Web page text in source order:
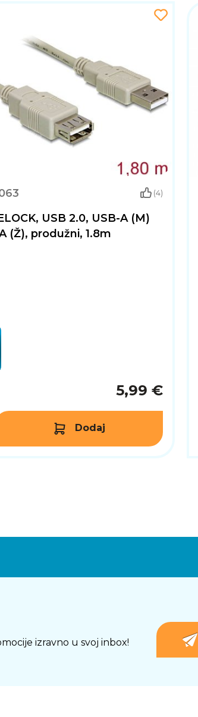
(4)
USB 2.0, USB-A (M)
(Ž), produžni, 1.8m
5,99 €
Dodaj
izravno u svoj inbox!